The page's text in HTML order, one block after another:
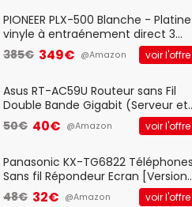
QWERTY UK - Noir
PIONEER PLX-500 Blanche - Platine
vinyle à entraénement direct 3
vitesses (33-45-78 trs/min) avec
pre-ampli intégré et port USB
385€ 349€ @Amazon voir l'offre
Asus RT-AC59U Routeur sans Fil
Double Bande Gigabit (Serveur et
Client VPN, Triple Vlan, Mode Point
d'accès et Bridge, contrôle
50€ 40€ @Amazon voir l'offre
Panasonic KX-TG6822 Téléphones
Sans fil Répondeur Ecran [Version
Française]
48€ 32€ @Amazon voir l'offre